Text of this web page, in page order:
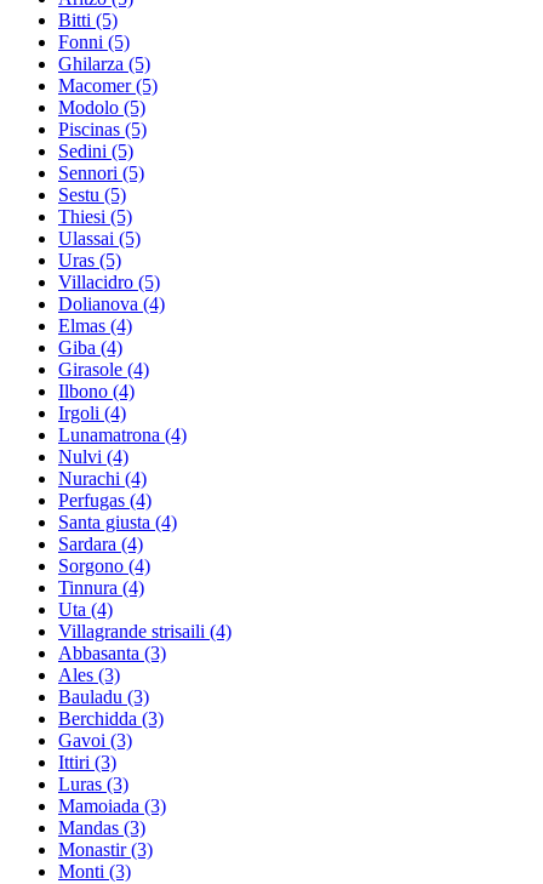
Bitti (5)
Fonni (5)
Ghilarza (5)
Macomer(5)
Modolo (5)
Piscinas (5)
Sedini (5)
Sennori (5)
Sestu (5)
Thiesi (5)
Ulassai (5)
Uras (5)
Villacidro (5)
Dolianova (4)
Elmas (4)
Giba (4)
Girasole (4)
Ilbono (4)
Irgoli (4)
Lunamatrona (4)
Nulvi (4)
Nurachi (4)
Perfugas (4)
Santa giusta (4)
Sardara (4)
Sorgono (4)
Tinnura (4)
Uta (4)
Villagrande strisaili (4)
Abbasanta (3)
Ales (3)
Bauladu (3)
Berchidda (3)
Gavoi (3)
Ittiri (3)
Luras (3)
Mamoiada (3)
Mandas (3)
Monastir(3)
Monti (3)